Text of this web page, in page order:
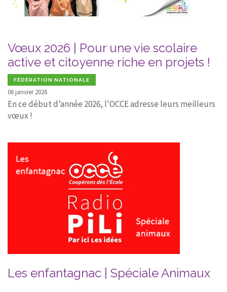
Vœux 2026 | Pour une vie scolaire
active et citoyenne riche en projets !
FÉDÉRATION NATIONALE
06 janvier 2026
En ce début d’année 2026, l'OCCE adresse leurs meilleurs
vœux !
Les enfantagnac | Spéciale Animaux